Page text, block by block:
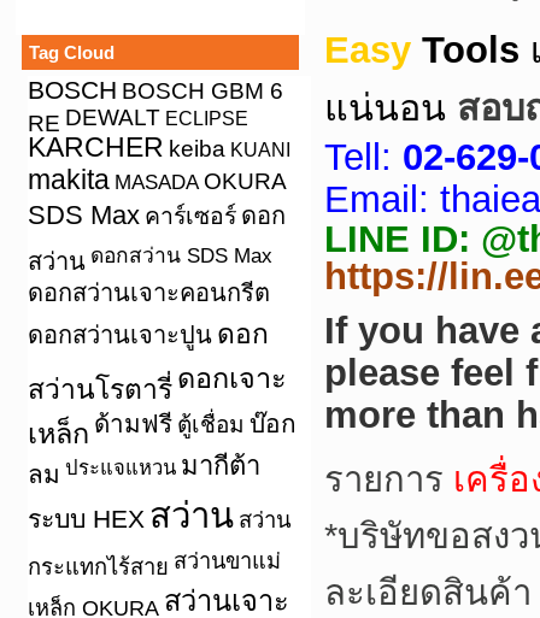
Tag Cloud
BOSCH BOSCH GBM 6
RE DEWALT ECLIPSE
KARCHER keiba KUANI
makita MASADA OKURA
SDS Max คาร์เซอร์ ดอก
สว่าน ดอกสว่าน SDS Max
ดอกสว่านเจาะคอนกรีต
ดอกสว่านเจาะปูน ดอก
สว่านโรตารี่ ดอกเจาะ
เหล็ก ด้ามฟรี ตู้เชื่อม บ๊อก
ลม ประแจแหวน มากีต้า
ระบบ HEX สว่าน สว่าน
กระแทกไร้สาย สว่านขาแม่
เหล็ก OKURA สว่านเจาะ
Easy Tools
แน่นอน สอบ
Tell: 02-629-
Email:
LINE ID:
https://
If you have
please feel
more than
รายการ เครื่
*บริษัทขอสงว
ละเอียดสินค้